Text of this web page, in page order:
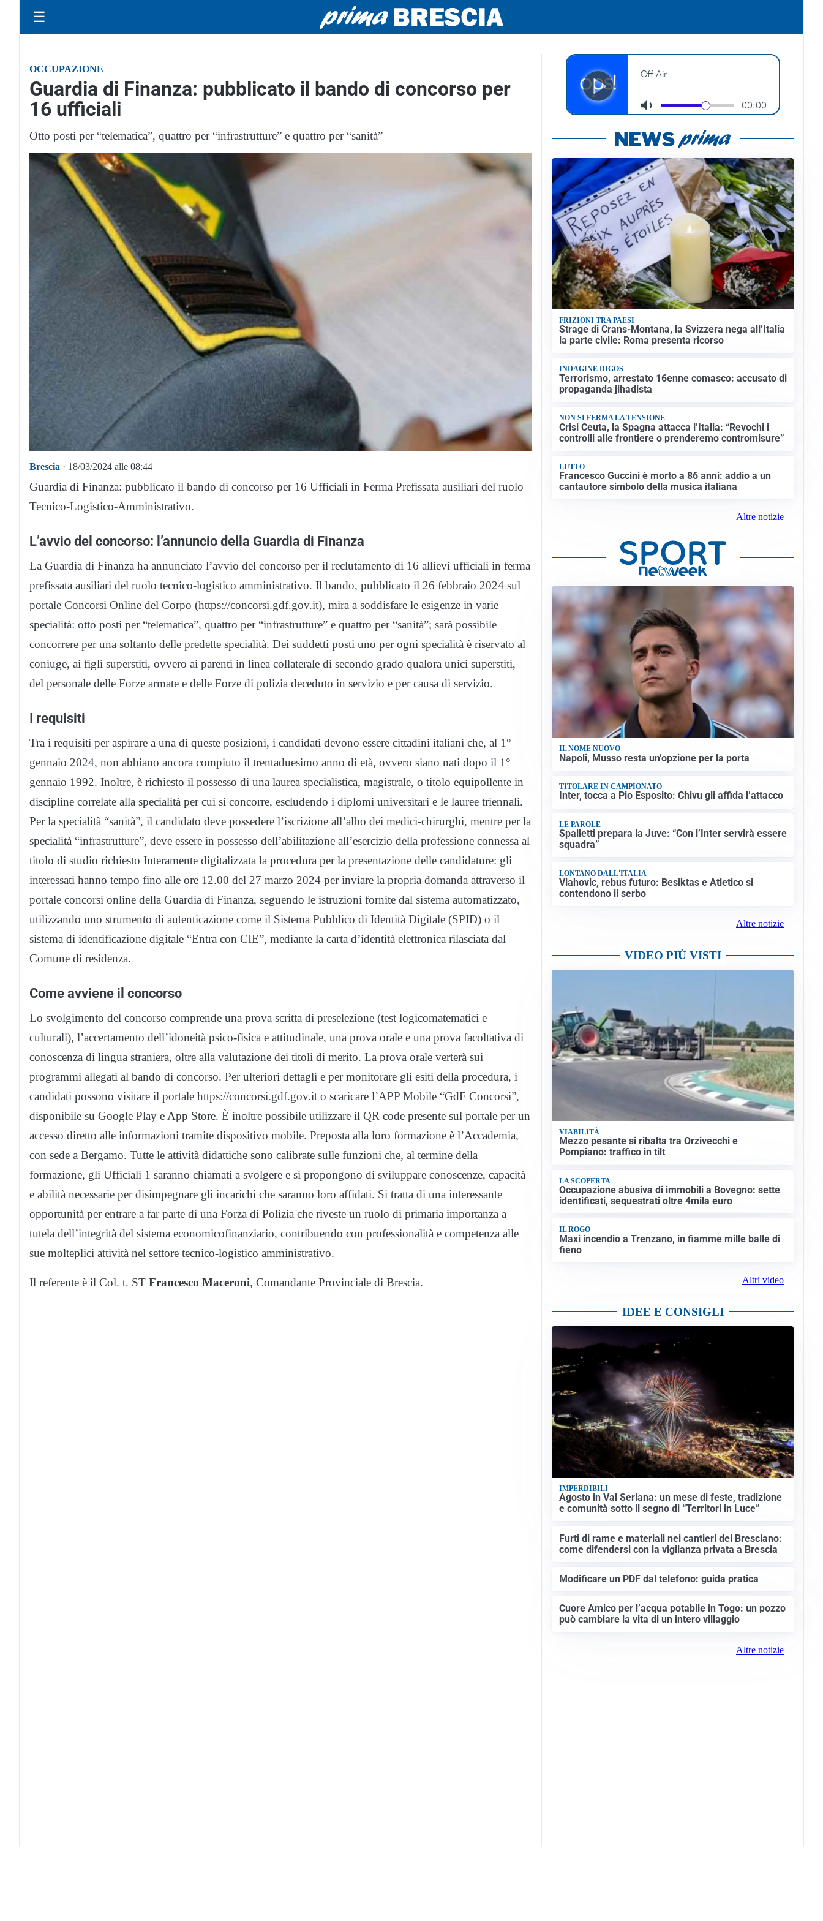
☰
OCCUPAZIONE
Guardia di Finanza: pubblicato il bando di concorso per
16 ufficiali
Otto posti per “telematica”, quattro per “infrastrutture” e quattro per “sanità”
Brescia · 18/03/2024 alle 08:44
Guardia di Finanza: pubblicato il bando di concorso per 16 Ufficiali in Ferma Prefissata ausiliari del ruolo
Tecnico-Logistico-Amministrativo.
L’avvio del concorso: l’annuncio della Guardia di Finanza
La Guardia di Finanza ha annunciato l’avvio del concorso per il reclutamento di 16 allievi ufficiali in ferma
prefissata ausiliari del ruolo tecnico-logistico amministrativo. Il bando, pubblicato il 26 febbraio 2024 sul
portale Concorsi Online del Corpo (https://concorsi.gdf.gov.it), mira a soddisfare le esigenze in varie
specialità: otto posti per “telematica”, quattro per “infrastrutture” e quattro per “sanità”; sarà possibile
concorrere per una soltanto delle predette specialità. Dei suddetti posti uno per ogni specialità è riservato al
coniuge, ai figli superstiti, ovvero ai parenti in linea collaterale di secondo grado qualora unici superstiti,
del personale delle Forze armate e delle Forze di polizia deceduto in servizio e per causa di servizio.
I requisiti
Tra i requisiti per aspirare a una di queste posizioni, i candidati devono essere cittadini italiani che, al 1°
gennaio 2024, non abbiano ancora compiuto il trentaduesimo anno di età, ovvero siano nati dopo il 1°
gennaio 1992. Inoltre, è richiesto il possesso di una laurea specialistica, magistrale, o titolo equipollente in
discipline correlate alla specialità per cui si concorre, escludendo i diplomi universitari e le lauree triennali.
Per la specialità “sanità”, il candidato deve possedere l’iscrizione all’albo dei medici-chirurghi, mentre per la
specialità “infrastrutture”, deve essere in possesso dell’abilitazione all’esercizio della professione connessa al
titolo di studio richiesto Interamente digitalizzata la procedura per la presentazione delle candidature: gli
interessati hanno tempo fino alle ore 12.00 del 27 marzo 2024 per inviare la propria domanda attraverso il
portale concorsi online della Guardia di Finanza, seguendo le istruzioni fornite dal sistema automatizzato,
utilizzando uno strumento di autenticazione come il Sistema Pubblico di Identità Digitale (SPID) o il
sistema di identificazione digitale “Entra con CIE”, mediante la carta d’identità elettronica rilasciata dal
Comune di residenza.
Come avviene il concorso
Lo svolgimento del concorso comprende una prova scritta di preselezione (test logicomatematici e
culturali), l’accertamento dell’idoneità psico-fisica e attitudinale, una prova orale e una prova facoltativa di
conoscenza di lingua straniera, oltre alla valutazione dei titoli di merito. La prova orale verterà sui
programmi allegati al bando di concorso. Per ulteriori dettagli e per monitorare gli esiti della procedura, i
candidati possono visitare il portale https://concorsi.gdf.gov.it o scaricare l’APP Mobile “GdF Concorsi”,
disponibile su Google Play e App Store. È inoltre possibile utilizzare il QR code presente sul portale per un
accesso diretto alle informazioni tramite dispositivo mobile. Preposta alla loro formazione è l’Accademia,
con sede a Bergamo. Tutte le attività didattiche sono calibrate sulle funzioni che, al termine della
formazione, gli Ufficiali 1 saranno chiamati a svolgere e si propongono di sviluppare conoscenze, capacità
e abilità necessarie per disimpegnare gli incarichi che saranno loro affidati. Si tratta di una interessante
opportunità per entrare a far parte di una Forza di Polizia che riveste un ruolo di primaria importanza a
tutela dell’integrità del sistema economicofinanziario, contribuendo con professionalità e competenza alle
sue molteplici attività nel settore tecnico-logistico amministrativo.
Il referente è il Col. t. ST Francesco Maceroni, Comandante Provinciale di Brescia.
FRIZIONI TRA PAESI
Strage di Crans-Montana, la Svizzera nega all’Italia
la parte civile: Roma presenta ricorso
INDAGINE DIGOS
Terrorismo, arrestato 16enne comasco: accusato di
propaganda jihadista
NON SI FERMA LA TENSIONE
Crisi Ceuta, la Spagna attacca l’Italia: “Revochi i
controlli alle frontiere o prenderemo contromisure”
LUTTO
Francesco Guccini è morto a 86 anni: addio a un
cantautore simbolo della musica italiana
Altre notizie
IL NOME NUOVO
Napoli, Musso resta un’opzione per la porta
TITOLARE IN CAMPIONATO
Inter, tocca a Pio Esposito: Chivu gli affida l’attacco
LE PAROLE
Spalletti prepara la Juve: “Con l’Inter servirà essere
squadra”
LONTANO DALL'ITALIA
Vlahovic, rebus futuro: Besiktas e Atletico si
contendono il serbo
Altre notizie
VIDEO PIÙ VISTI
VIABILITÀ
Mezzo pesante si ribalta tra Orzivecchi e
Pompiano: traffico in tilt
LA SCOPERTA
Occupazione abusiva di immobili a Bovegno: sette
identificati, sequestrati oltre 4mila euro
IL ROGO
Maxi incendio a Trenzano, in fiamme mille balle di
fieno
Altri video
IDEE E CONSIGLI
IMPERDIBILI
Agosto in Val Seriana: un mese di feste, tradizione
e comunità sotto il segno di “Territori in Luce”
Furti di rame e materiali nei cantieri del Bresciano:
come difendersi con la vigilanza privata a Brescia
Modificare un PDF dal telefono: guida pratica
Cuore Amico per l’acqua potabile in Togo: un pozzo
può cambiare la vita di un intero villaggio
Altre notizie